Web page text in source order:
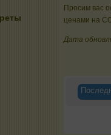
Просим вас
ценами на
Дата